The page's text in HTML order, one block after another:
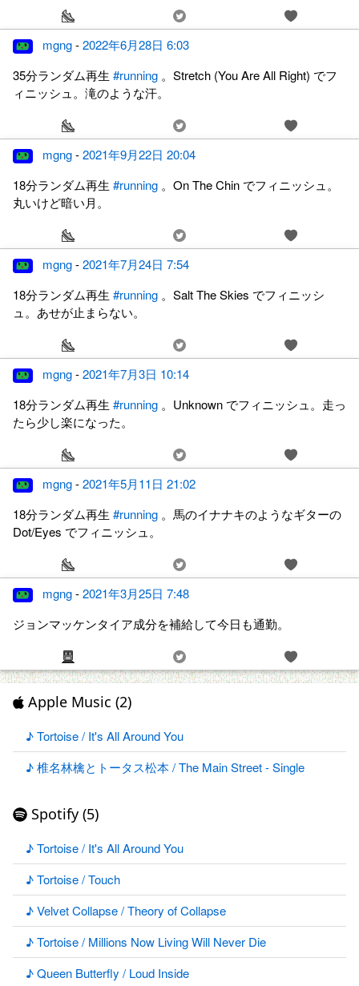
mgng-2022年6月28日 6:03
35分ランダム再生 #running 。Stretch (You Are All Right) でフ
ィニッシュ。滝のような汗。
mgng-2021年9月22日 20:04
18分ランダム再生 #running 。On The Chin でフィニッシュ。
丸いけど暗い月。
mgng-2021年7月24日 7:54
18分ランダム再生 #running 。Salt The Skies でフィニッシ
ュ。あせが止まらない。
mgng-2021年7月3日 10:14
18分ランダム再生 #running 。Unknown でフィニッシュ。走っ
たら少し楽になった。
mgng-2021年5月11日 21:02
18分ランダム再生 #running 。馬のイナナキのようなギターの
Dot/Eyes でフィニッシュ。
mgng-2021年3月25日 7:48
ジョンマッケンタイア成分を補給して今日も通勤。
Apple Music (2)
♪ Tortoise / It's All Around You
♪ 椎名林檎とトータス松本 / The Main Street - Single
Spotify (5)
♪ Tortoise / It's All Around You
♪ Tortoise / Touch
♪ Velvet Collapse / Theory of Collapse
♪ Tortoise / Millions Now Living Will Never Die
♪ Queen Butterfly / Loud Inside